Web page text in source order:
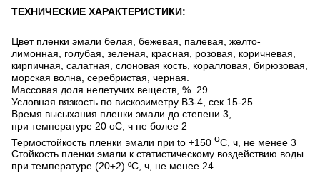
ТЕХНИЧЕСКИЕ ХАРАКТЕРИСТИКИ:
Цвет пленки эмали белая, бежевая, палевая, желто-
лимонная, голубая, зеленая, красная, розовая, коричневая,
кирпичная, салатная, слоновая кость, коралловая, бирюзовая,
морская волна, серебристая, черная.
Массовая доля нелетучих веществ, % 29
Условная вязкость по вискозиметру ВЗ-4, сек 15-25
Время высыхания пленки эмали до степени 3,
при температуре 20 оС, ч не более 2
Термостойкость пленки эмали при tо +150 оС, ч, не менее 3
Стойкость пленки эмали к статистическому воздействию воды
при температуре (20±2) ºС, ч, не менее 24